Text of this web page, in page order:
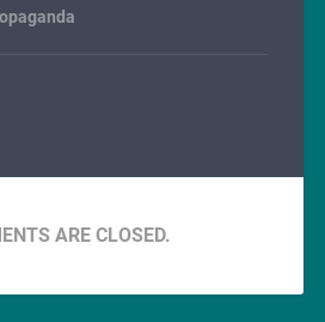
ARE CLOSED.